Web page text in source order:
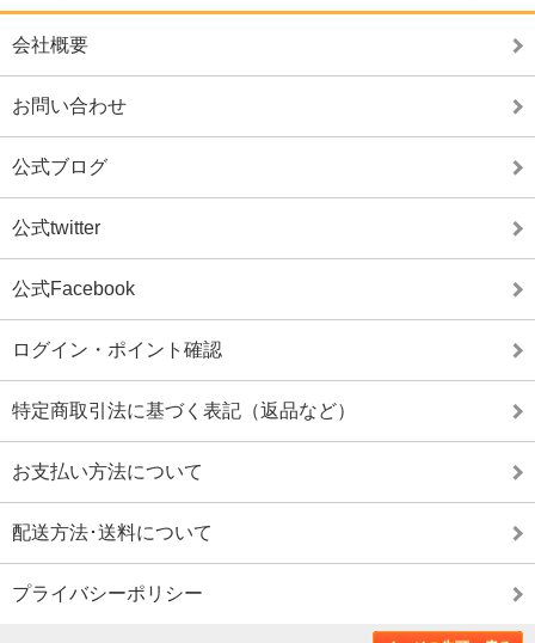
会社概要
お問い合わせ
公式ブログ
公式twitter
公式Facebook
ログイン・ポイント確認
特定商取引法に基づく表記（返品など）
お支払い方法について
配送方法･送料について
プライバシーポリシー